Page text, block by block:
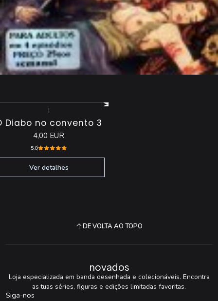
|
Diabo no convento 3
4,00 EUR
5.0
Ver detalhes
DE VOLTA AO TOPO
novados
Loja especializada em banda desenhada e colecionáveis. Encontra
as tuas séries, figuras e edições limitadas favoritas.
Siga-nos